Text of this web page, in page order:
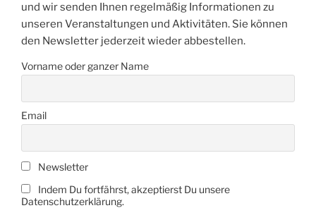
und wir senden Ihnen regelmäßig Informationen zu
unseren Veranstaltungen und Aktivitäten. Sie können
den Newsletter jederzeit wieder abbestellen.
Vorname oder ganzer Name
Email
Newsletter
Indem Du fortfährst, akzeptierst Du unsere
Datenschutzerklärung.